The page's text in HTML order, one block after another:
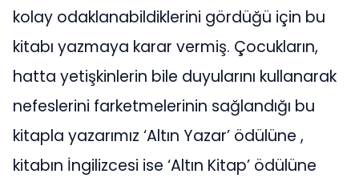
kolay odaklanabildiklerini gördüğü için bu
kitabı yazmaya karar vermiş. Çocukların,
hatta yetişkinlerin bile duyularını kullanarak
nefeslerini farketmelerinin sağlandığı bu
kitapla yazarımız ‘Altın Yazar’ ödülüne ,
kitabın İngilizcesi ise ‘Altın Kitap’ ödülüne